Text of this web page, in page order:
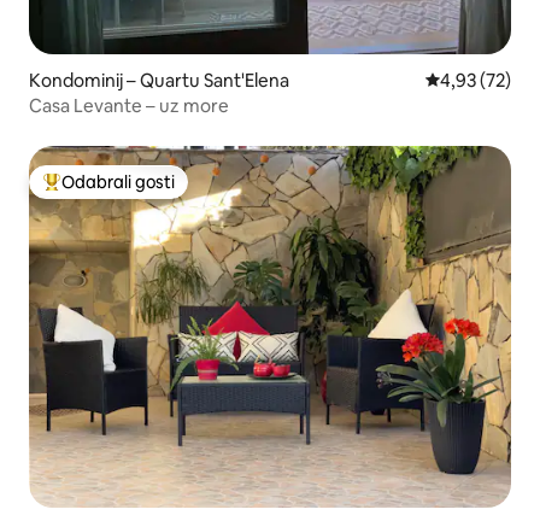
Kondominij – Quartu Sant'Elena Prosječna
4,93 (72)
Casa Levante – uz more
Među najviše rangiranima s oznakom „Odabrali gosti”
Odabrali gosti